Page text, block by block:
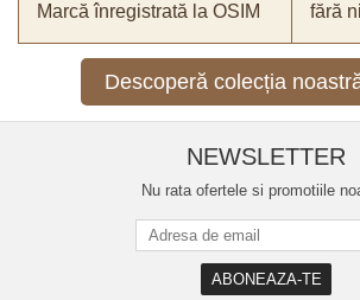
Marcă înregistrată la OSIM
fără
Descoperă colecția
NEWSLETTER
Nu rata ofertele si promotiile